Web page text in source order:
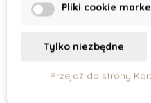
Pokaz
Pliki cookie
Tylko niezbędne
Przejdź do strony